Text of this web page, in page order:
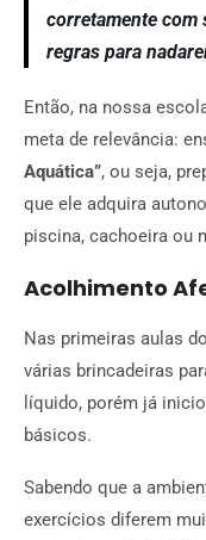
corretamente com
regras para
Então, na nossa
meta de relevância:
Aquática”, ou seja,
que ele adquira
piscina, cachoeira ou
Acolhimento
Nas primeiras aulas
várias brincadeiras
líquido, porém já
básicos.
Sabendo que a
exercícios diferem